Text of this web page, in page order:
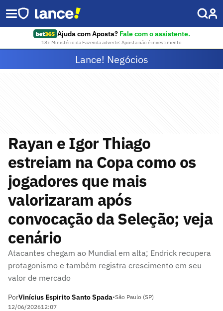
Ajuda com Aposta? Fale com o assistente.
18+ Ministério da Fazenda adverte: Aposta não é investimento
Lance! Negócios
Rayan e Igor Thiago
estreiam na Copa como os
jogadores que mais
valorizaram após
convocação da Seleção; veja
cenário
Atacantes chegam ao Mundial em alta; Endrick recupera
protagonismo e também registra crescimento em seu
valor de mercado
PorVinícius Espirito Santo Spada•São Paulo (SP)
12/06/202612:07